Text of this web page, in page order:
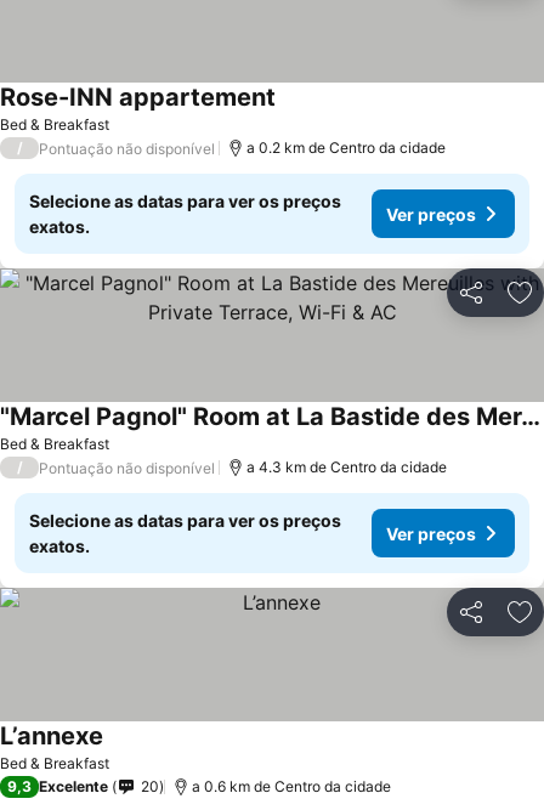
Bed & Breakfast
Rose-INN appartement
/ Pontuação não disponível a 0.2 km de Centro da cidade
Selecione as datas para ver os preços
exatos.
Ver preços
Partilhar
Bed & Breakfast
"Marcel Pagnol" Room at La Bastide des Mereuilles with Private Terrace, Wi-Fi & AC
Ver preços
/ Pontuação não disponível a 4.3 km de Centro da cidade
Selecione as datas para ver os preços
exatos.
Ver preços
Partilhar
Bed & Breakfast
L’annexe
9,3 Excelente 20 a 0.6 km de Centro da cidade